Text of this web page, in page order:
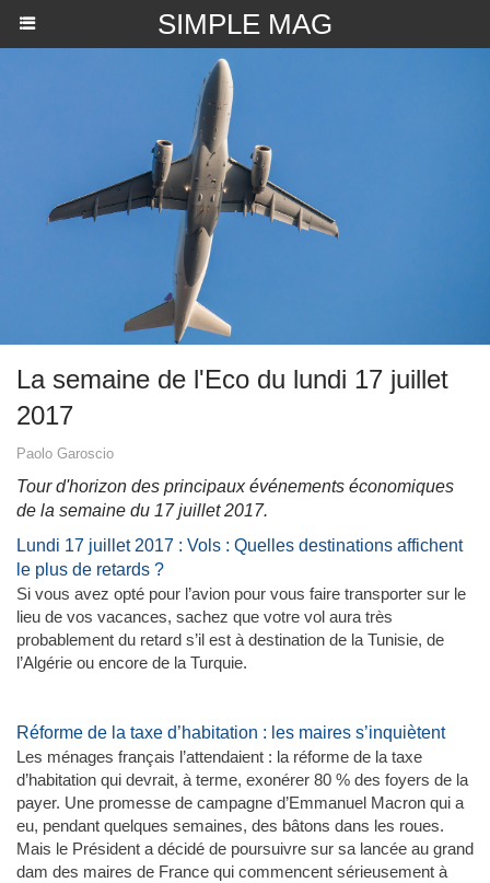
SIMPLE MAG
La semaine de l'Eco du lundi 17 juillet
2017
Paolo Garoscio
Tour d'horizon des principaux événements économiques
de la semaine du 17 juillet 2017.
Lundi 17 juillet 2017 : Vols : Quelles destinations affichent
le plus de retards ?
Si vous avez opté pour l’avion pour vous faire transporter sur le
lieu de vos vacances, sachez que votre vol aura très
probablement du retard s’il est à destination de la Tunisie, de
l’Algérie ou encore de la Turquie.
Réforme de la taxe d’habitation : les maires s’inquiètent
Les ménages français l’attendaient : la réforme de la taxe
d’habitation qui devrait, à terme, exonérer 80 % des foyers de la
payer. Une promesse de campagne d’Emmanuel Macron qui a
eu, pendant quelques semaines, des bâtons dans les roues.
Mais le Président a décidé de poursuivre sur sa lancée au grand
dam des maires de France qui commencent sérieusement à